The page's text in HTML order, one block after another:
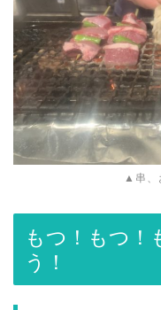
▲串、
もつ！もつ！
う！